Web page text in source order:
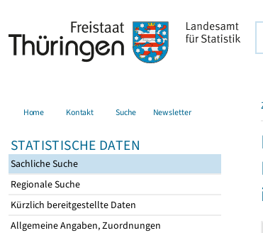
Home Kontakt Suche Newsletter
STATISTISCHE DATEN
Sachliche Suche
Regionale Suche
Kürzlich bereitgestellte Daten
Allgemeine Angaben, Zuordnungen